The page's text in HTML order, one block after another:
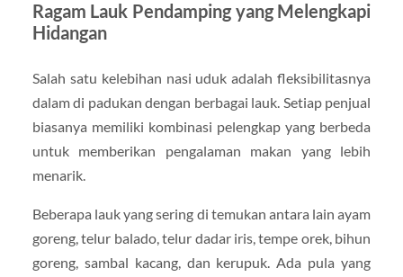
Ragam Lauk Pendamping yang Melengkapi
Hidangan
Salah satu kelebihan nasi uduk adalah fleksibilitasnya
dalam di padukan dengan berbagai lauk. Setiap penjual
biasanya memiliki kombinasi pelengkap yang berbeda
untuk memberikan pengalaman makan yang lebih
menarik.
Beberapa lauk yang sering di temukan antara lain ayam
goreng, telur balado, telur dadar iris, tempe orek, bihun
goreng, sambal kacang, dan kerupuk. Ada pula yang